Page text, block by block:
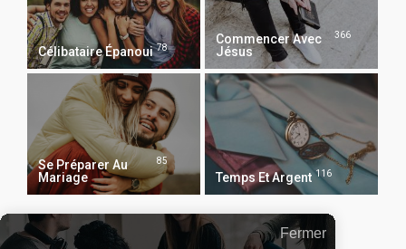
Célibataire Épanoui 78
Commencer Avec
Jésus
366
Se Préparer Au
Mariage
85
Temps Et Argent 116
Fermer